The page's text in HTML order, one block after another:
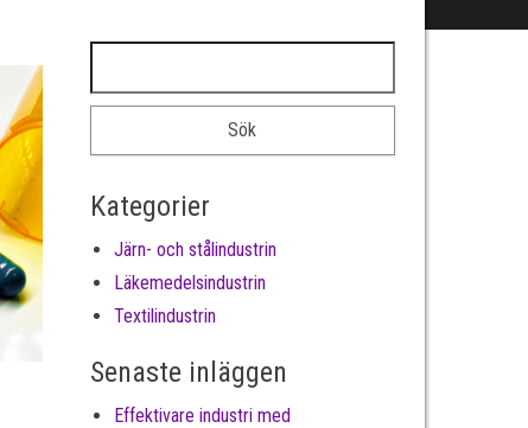
Kategorier
Järn- och stålindustrin
Läkemedelsindustrin
Textilindustrin
Senaste inläggen
Effektivare industri med